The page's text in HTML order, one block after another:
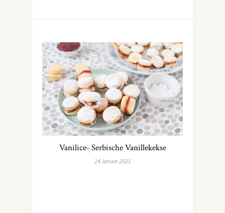
Vanilice- Serbische Vanillekekse
24 Januar 2021